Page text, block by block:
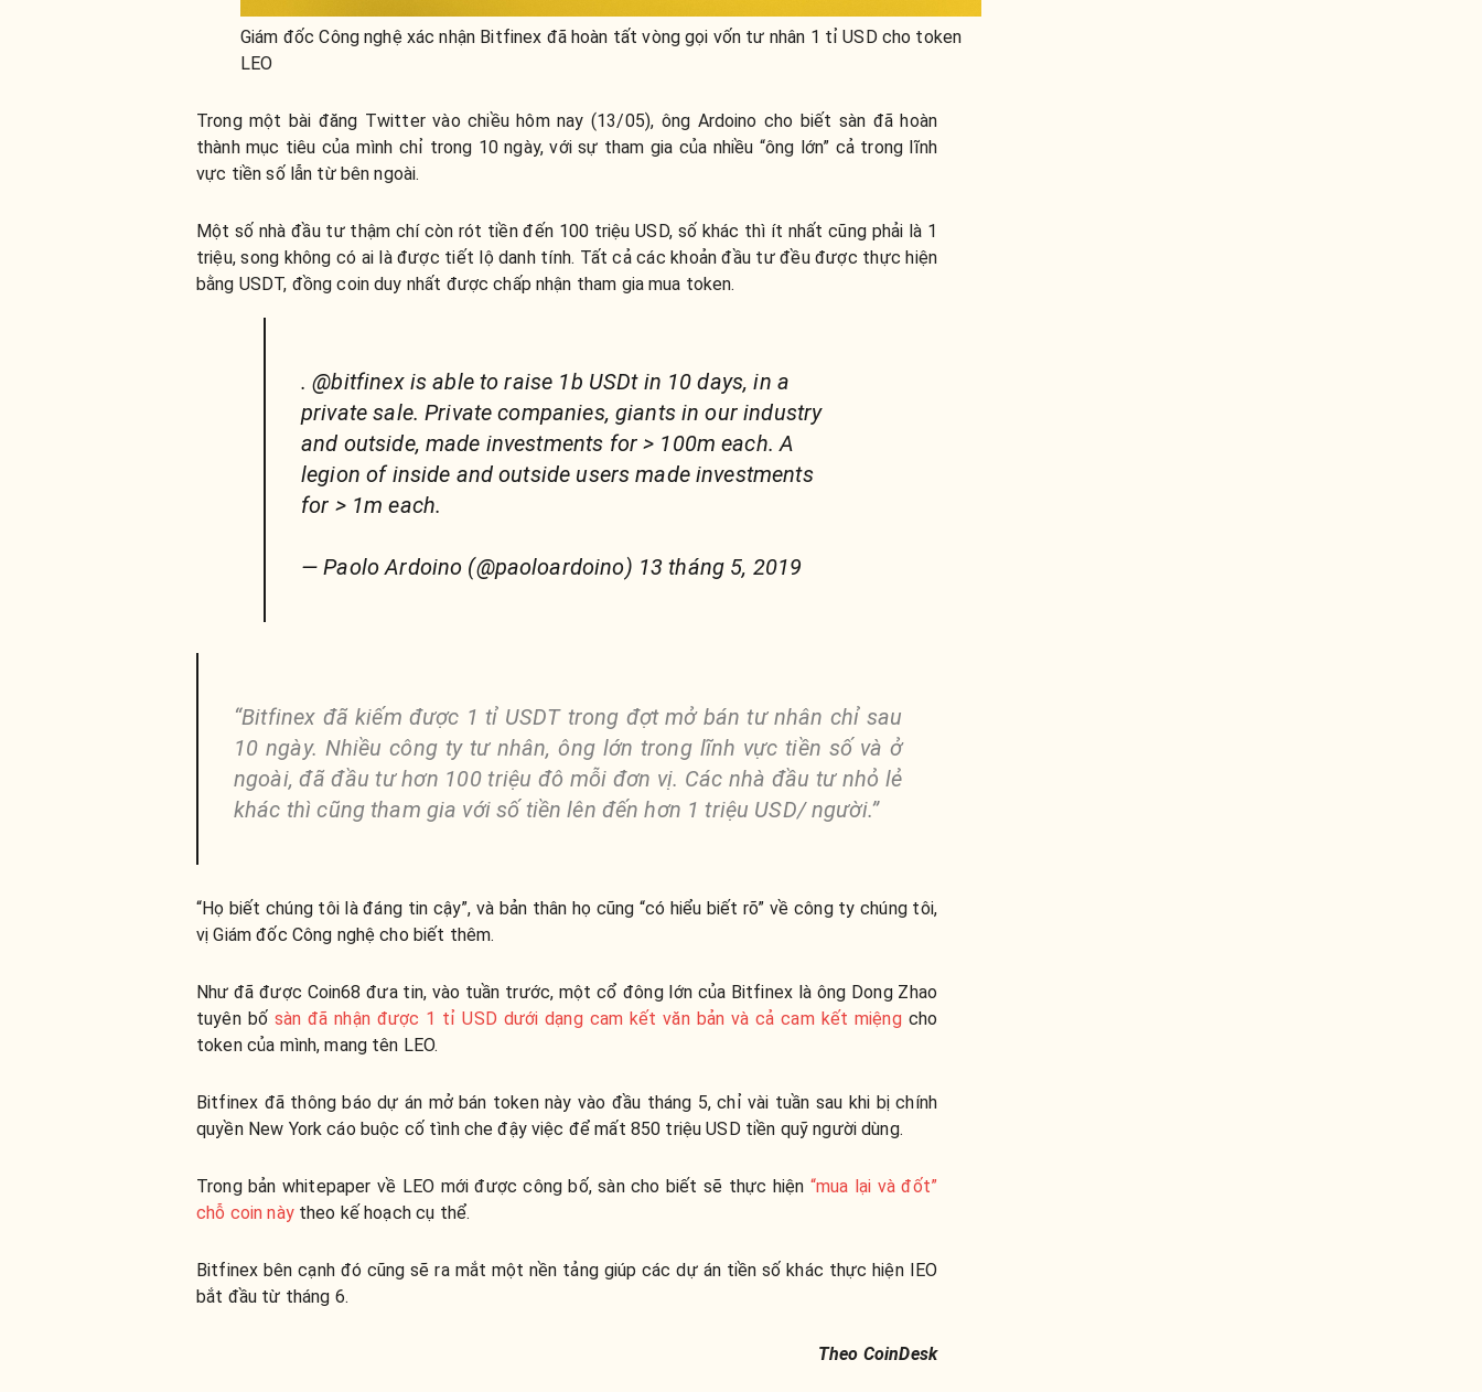
Giám đốc Công nghệ xác nhận Bitfinex đã hoàn tất vòng gọi vốn tư nhân 1 tỉ USD cho token
LEO
Trong một bài đăng Twitter vào chiều hôm nay (13/05), ông Ardoino cho biết sàn đã hoàn
thành mục tiêu của mình chỉ trong 10 ngày, với sự tham gia của nhiều “ông lớn” cả trong lĩnh
vực tiền số lẫn từ bên ngoài.
Một số nhà đầu tư thậm chí còn rót tiền đến 100 triệu USD, số khác thì ít nhất cũng phải là 1
triệu, song không có ai là được tiết lộ danh tính. Tất cả các khoản đầu tư đều được thực hiện
bằng USDT, đồng coin duy nhất được chấp nhận tham gia mua token.
. @bitfinex is able to raise 1b USDt in 10 days, in a
private sale. Private companies, giants in our industry
and outside, made investments for > 100m each. A
legion of inside and outside users made investments
for > 1m each.
— Paolo Ardoino (@paoloardoino) 13 tháng 5, 2019
“Bitfinex đã kiếm được 1 tỉ USDT trong đợt mở bán tư nhân chỉ sau
10 ngày. Nhiều công ty tư nhân, ông lớn trong lĩnh vực tiền số và ở
ngoài, đã đầu tư hơn 100 triệu đô mỗi đơn vị. Các nhà đầu tư nhỏ lẻ
khác thì cũng tham gia với số tiền lên đến hơn 1 triệu USD/ người.”
“Họ biết chúng tôi là đáng tin cậy”, và bản thân họ cũng “có hiểu biết rõ” về công ty chúng tôi,
vị Giám đốc Công nghệ cho biết thêm.
Như đã được Coin68 đưa tin, vào tuần trước, một cổ đông lớn của Bitfinex là ông Dong Zhao
tuyên bố sàn đã nhận được 1 tỉ USD dưới dạng cam kết văn bản và cả cam kết miệngcho
token của mình, mang tên LEO.
Bitfinex đã thông báo dự án mở bán token này vào đầu tháng 5, chỉ vài tuần sau khi bị chính
quyền New York cáo buộc cố tình che đậy việc để mất 850 triệu USD tiền quỹ người dùng.
Trong bản whitepaper về LEO mới được công bố, sàn cho biết sẽ thực hiện “mua lại và đốt”
chỗ coin nàytheo kế hoạch cụ thể.
Bitfinex bên cạnh đó cũng sẽ ra mắt một nền tảng giúp các dự án tiền số khác thực hiện IEO
bắt đầu từ tháng 6.
Theo CoinDesk